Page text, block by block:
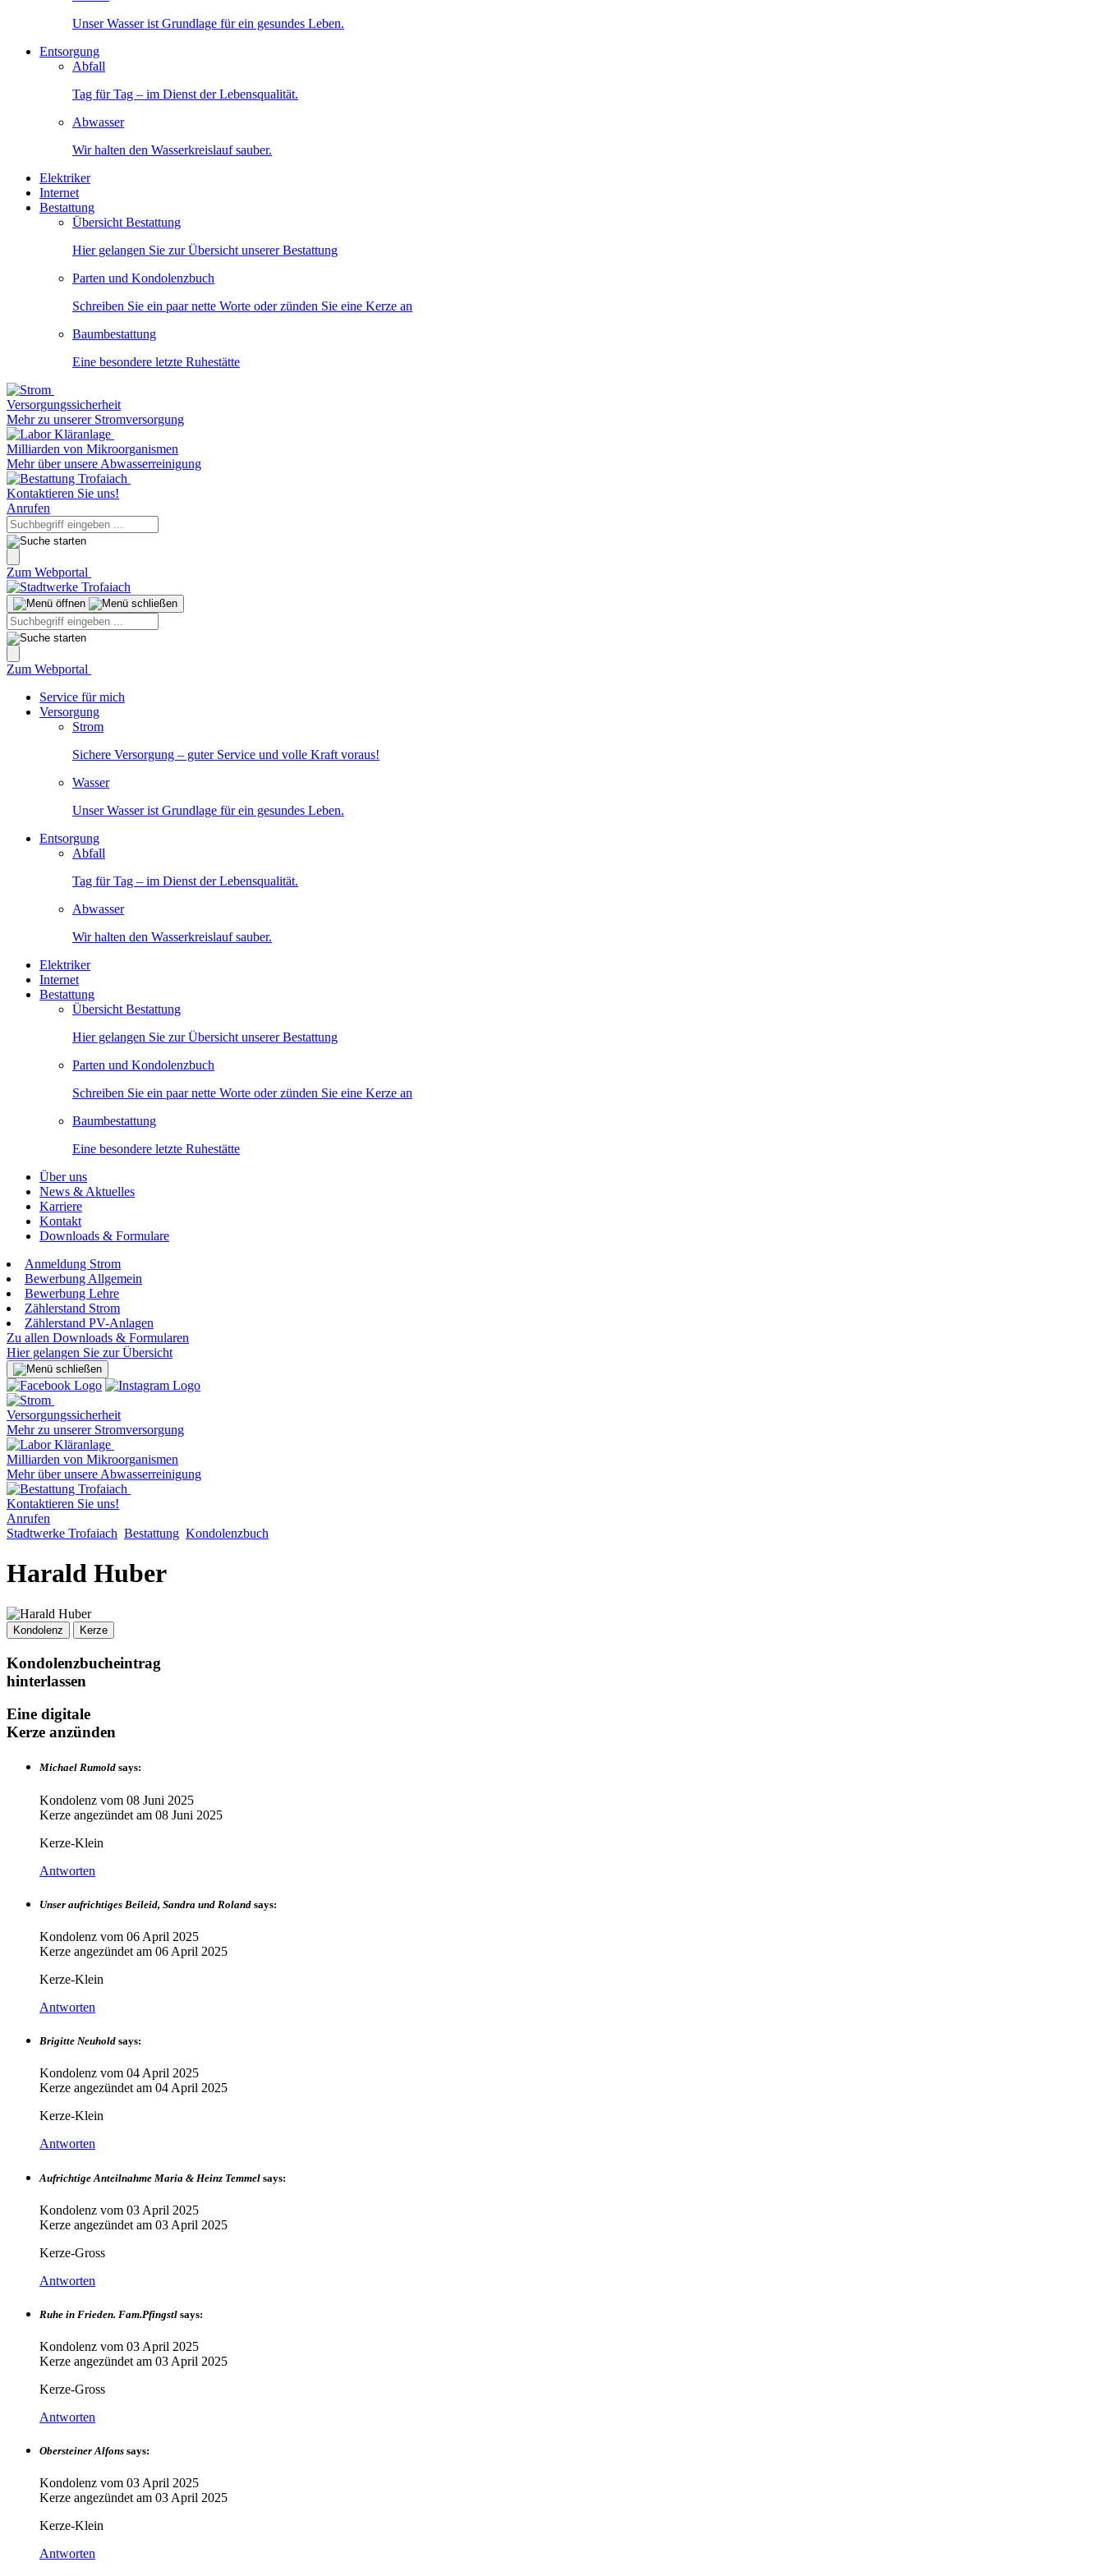
Unser Wasser ist Grundlage für ein gesundes Leben.
Entsorgung
Abfall
Tag für Tag – im Dienst der Lebensqualität.
Abwasser
Wir halten den Wasserkreislauf sauber.
Elektriker
Internet
Bestattung
Übersicht Bestattung
Hier gelangen Sie zur Übersicht unserer Bestattung
Parten und Kondolenzbuch
Schreiben Sie ein paar nette Worte oder zünden Sie eine Kerze an
Baumbestattung
Eine besondere letzte Ruhestätte
Versorgungssicherheit
Mehr zu unserer Stromversorgung
Milliarden von Mikroorganismen
Mehr über unsere Abwasserreinigung
Kontaktieren Sie uns!
Anrufen
Zum Webportal
Zum Webportal
Service für mich
Versorgung
Strom
Sichere Versorgung – guter Service und volle Kraft voraus!
Wasser
Unser Wasser ist Grundlage für ein gesundes Leben.
Entsorgung
Abfall
Tag für Tag – im Dienst der Lebensqualität.
Abwasser
Wir halten den Wasserkreislauf sauber.
Elektriker
Internet
Bestattung
Übersicht Bestattung
Hier gelangen Sie zur Übersicht unserer Bestattung
Parten und Kondolenzbuch
Schreiben Sie ein paar nette Worte oder zünden Sie eine Kerze an
Baumbestattung
Eine besondere letzte Ruhestätte
Über uns
News & Aktuelles
Karriere
Kontakt
Downloads & Formulare
Anmeldung Strom
Bewerbung Allgemein
Bewerbung Lehre
Zählerstand Strom
Zählerstand PV-Anlagen
Zu allen Downloads & Formularen
Hier gelangen Sie zur Übersicht
Versorgungssicherheit
Mehr zu unserer Stromversorgung
Milliarden von Mikroorganismen
Mehr über unsere Abwasserreinigung
Kontaktieren Sie uns!
Anrufen
Stadtwerke Trofaiach Bestattung Kondolenzbuch
Harald Huber
Kondolenz Kerze
Kondolenzbucheintrag
hinterlassen
Eine digitale
Kerze anzünden
Michael Rumold says:
Kondolenz vom 08 Juni 2025
Kerze angezündet am 08 Juni 2025
Kerze-Klein
Antworten
Unser aufrichtiges Beileid, Sandra und Roland says:
Kondolenz vom 06 April 2025
Kerze angezündet am 06 April 2025
Kerze-Klein
Antworten
Brigitte Neuhold says:
Kondolenz vom 04 April 2025
Kerze angezündet am 04 April 2025
Kerze-Klein
Antworten
Aufrichtige Anteilnahme Maria & Heinz Temmel says:
Kondolenz vom 03 April 2025
Kerze angezündet am 03 April 2025
Kerze-Gross
Antworten
Ruhe in Frieden. Fam.Pfingstl says:
Kondolenz vom 03 April 2025
Kerze angezündet am 03 April 2025
Kerze-Gross
Antworten
Obersteiner Alfons says:
Kondolenz vom 03 April 2025
Kerze angezündet am 03 April 2025
Kerze-Klein
Antworten